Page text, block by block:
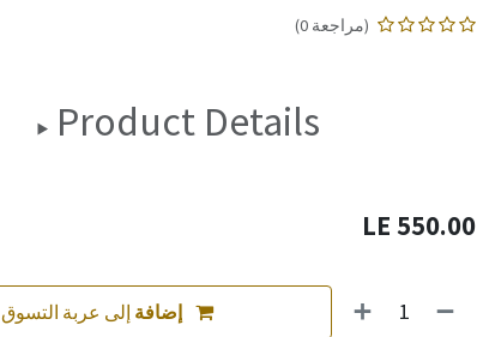
(مراجعة 0)
Product Details
550.00
إضافة إلى عربة التسوق